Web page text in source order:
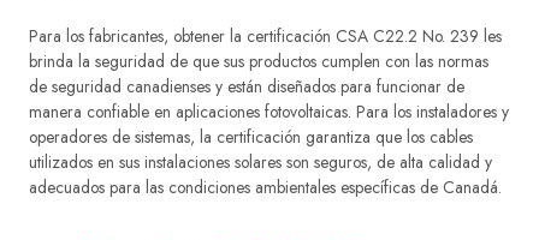
Para los fabricantes, obtener la certificación CSA C22.2 No. 239 les
brinda la seguridad de que sus productos cumplen con las normas
de seguridad canadienses y están diseñados para funcionar de
manera confiable en aplicaciones fotovoltaicas. Para los instaladores y
operadores de sistemas, la certificación garantiza que los cables
utilizados en sus instalaciones solares son seguros, de alta calidad y
adecuados para las condiciones ambientales específicas de Canadá.